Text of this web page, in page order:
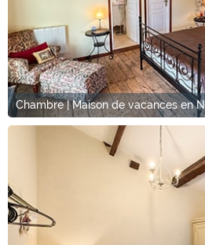
Chambre | Maison de vacances en